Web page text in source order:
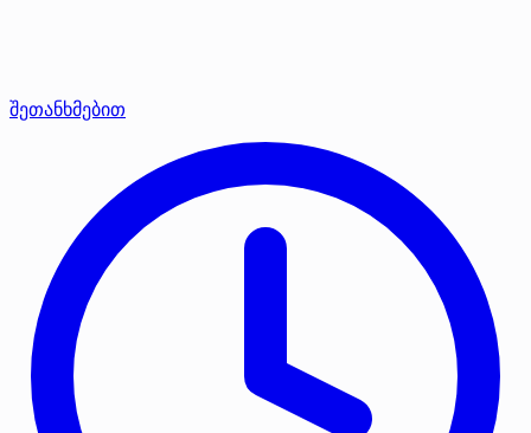
შეთანხმებით